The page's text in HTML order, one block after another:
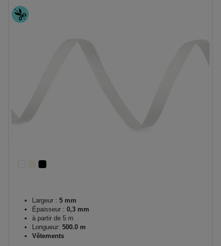
Largeur : 5 mm
Épaisseur : 0,3 mm
à partir de 5 m
Longueur: 500.0 m
Vêtements